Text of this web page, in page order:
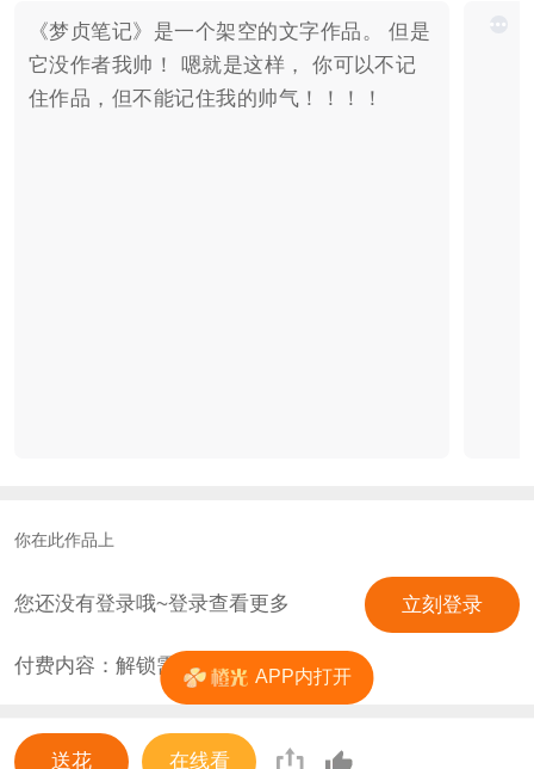
《梦贞笔记》是一个架空的文字作品。 但是
它没作者我帅！ 嗯就是这样， 你可以不记
住作品，但不能记住我的帅气！！！！
你在此作品上
您还没有登录哦~登录查看更多 立刻登录
付费内容：解锁需 2花
送花 在线看
APP内打开